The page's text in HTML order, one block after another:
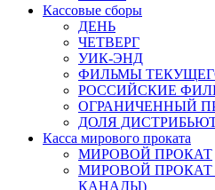
Кассовые сборы
ДЕНЬ
ЧЕТВЕРГ
УИК-ЭНД
ФИЛЬМЫ
РОССИЙСКИЕ
ОГРАНИЧЕННЫЙ
ДОЛЯ
Касса мирового проката
МИРОВОЙ ПРОКАТ
МИРОВОЙ ПРОКАТ
КАНАДЫ)